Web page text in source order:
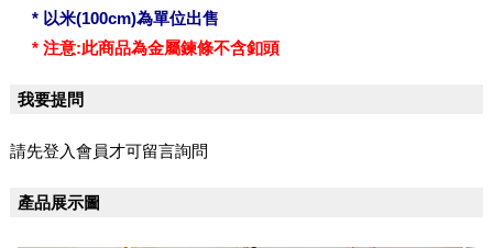
* 以米(100cm)為單位出售
* 注意:此商品為金屬鍊條不含釦頭
我要提問
請先登入會員才可留言詢問
產品展示圖